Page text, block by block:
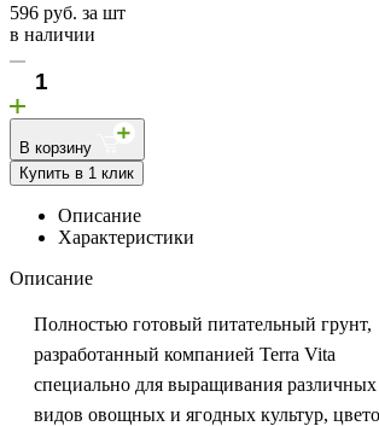
596 руб. за шт
в наличии
В корзину
Купить в 1 клик
Описание
Характеристики
Описание
Полностью готовый питательный грунт,
разработанный компанией Terra Vita
специально для выращивания различных
видов овощных и ягодных культур,